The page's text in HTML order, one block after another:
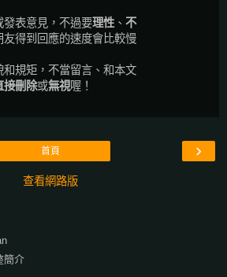
發表意見，不過要理性、 不
友得到回應的速度會比較慢
規矩，不當留言、和本文
接刪除或無視喔！
›
首頁
查看網路版
簡介